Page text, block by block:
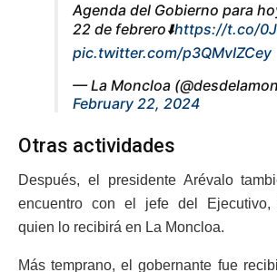
Agenda del Gobierno para
22 de febrero⬇️https://t.co/
pic.twitter.com/p3QMvIZCey
— La Moncloa
February 22, 2024
Otras actividades
Después, el presidente Arévalo
encuentro con el jefe del Ejecutivo,
quien lo recibirá en La Moncloa.
Más temprano, el gobernante fue